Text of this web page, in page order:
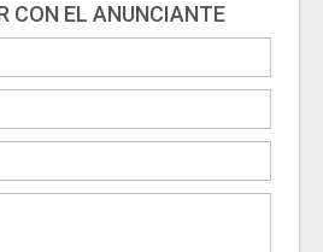
CON EL ANUNCIANTE